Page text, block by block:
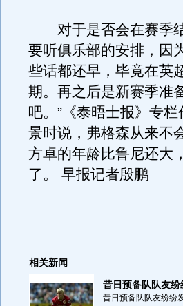
对于是否会在赛季结
要听俱乐部的安排，因
些话都还早，毕竟在英
期。再之后是新赛季准
吧。”《泰晤士报》专
景时说，弗格森从来不
方卓的年龄比鲁尼还大
了。 早报记者殷鹏
相关新闻
昔日预备队队友
昔日预备队队友纷纷